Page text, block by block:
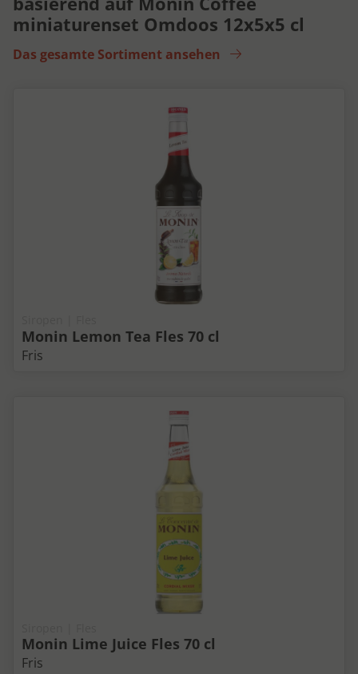
miniaturenset Omdoos 12x5x5 cl
Das gesamte Sortiment ansehen
Monin Lemon Tea Fles 70 cl
Fris
Monin Lime Juice Fles 70 cl
Fris